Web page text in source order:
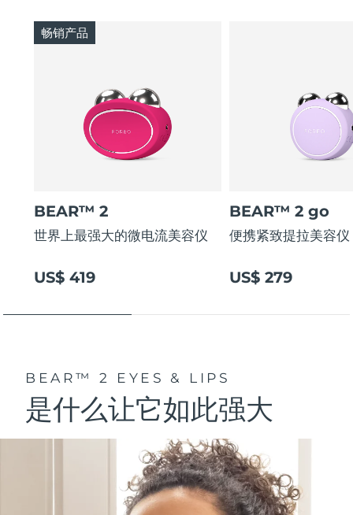
BEAR™ 2
世界上最强大的微电流美容仪
US$ 419
畅销产品
BEAR™ 2 go
便携紧致提拉美容仪
US$ 279
BEAR™ 2 EYES & LIPS
是什么让它如此强大